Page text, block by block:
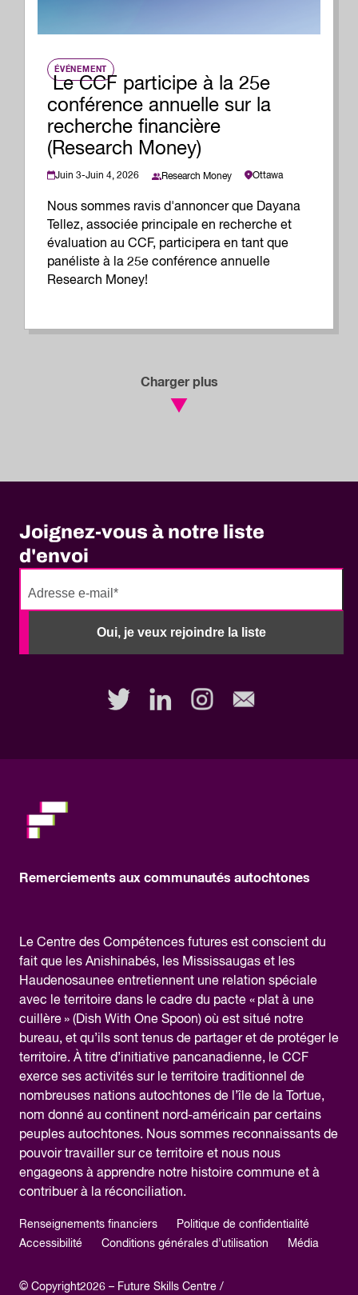
ÉVÉNEMENT
Le CCF participe à la 25e
conférence annuelle sur la
recherche financière
(Research Money)
Juin 3-Juin 4, 2026 Research Money Ottawa
Nous sommes ravis d'annoncer que Dayana
Tellez, associée principale en recherche et
évaluation au CCF, participera en tant que
panéliste à la 25e conférence annuelle
Research Money!
Charger plus
Joignez-vous à notre liste
d'envoi
Oui, je veux rejoindre la liste
No
fill
Remerciements aux communautés autochtones
Le Centre des Compétences futures est conscient du
fait que les Anishinabés, les Mississaugas et les
Haudenosaunee entretiennent une relation spéciale
avec le territoire dans le cadre du pacte « plat à une
cuillère » (Dish With One Spoon) où est situé notre
bureau, et qu’ils sont tenus de partager et de protéger le
territoire. À titre d’initiative pancanadienne, le CCF
exerce ses activités sur le territoire traditionnel de
nombreuses nations autochtones de l’île de la Tortue,
nom donné au continent nord-américain par certains
peuples autochtones. Nous sommes reconnaissants de
pouvoir travailler sur ce territoire et nous nous
engageons à apprendre notre histoire commune et à
contribuer à la réconciliation.
Renseignements financiers
Politique de confidentialité
Accessibilité
Conditions générales d’utilisation Média
© Copyright2026 – Future Skills Centre /